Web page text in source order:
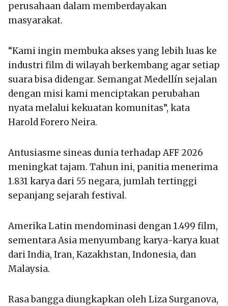
perusahaan dalam memberdayakan
masyarakat.
“Kami ingin membuka akses yang lebih luas ke
industri film di wilayah berkembang agar setiap
suara bisa didengar. Semangat Medellín sejalan
dengan misi kami menciptakan perubahan
nyata melalui kekuatan komunitas”, kata
Harold Forero Neira.
Antusiasme sineas dunia terhadap AFF 2026
meningkat tajam. Tahun ini, panitia menerima
1.831 karya dari 55 negara, jumlah tertinggi
sepanjang sejarah festival.
Amerika Latin mendominasi dengan 1.499 film,
sementara Asia menyumbang karya-karya kuat
dari India, Iran, Kazakhstan, Indonesia, dan
Malaysia.
Rasa bangga diungkapkan oleh Liza Surganova,